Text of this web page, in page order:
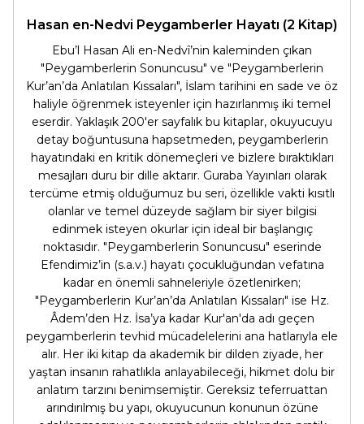
Hasan en-Nedvi Peygamberler Hayatı (2 Kitap)
Ebu’l Hasan Ali en-Nedvî’nin kaleminden çıkan
"Peygamberlerin Sonuncusu" ve "Peygamberlerin
Kur’an’da Anlatılan Kıssaları", İslam tarihini en sade ve öz
haliyle öğrenmek isteyenler için hazırlanmış iki temel
eserdir. Yaklaşık 200'er sayfalık bu kitaplar, okuyucuyu
detay boğuntusuna hapsetmeden, peygamberlerin
hayatındaki en kritik dönemeçleri ve bizlere bıraktıkları
mesajları duru bir dille aktarır. Guraba Yayınları olarak
tercüme etmiş olduğumuz bu seri, özellikle vakti kısıtlı
olanlar ve temel düzeyde sağlam bir siyer bilgisi
edinmek isteyen okurlar için ideal bir başlangıç
noktasıdır. "Peygamberlerin Sonuncusu" eserinde
Efendimiz’in (s.a.v.) hayatı çocukluğundan vefatına
kadar en önemli sahneleriyle özetlenirken;
"Peygamberlerin Kur’an’da Anlatılan Kıssaları" ise Hz.
Âdem’den Hz. İsa’ya kadar Kur'an'da adı geçen
peygamberlerin tevhid mücadelelerini ana hatlarıyla ele
alır. Her iki kitap da akademik bir dilden ziyade, her
yaştan insanın rahatlıkla anlayabileceği, hikmet dolu bir
anlatım tarzını benimsemiştir. Gereksiz teferruattan
arındırılmış bu yapı, okuyucunun konunun özüne